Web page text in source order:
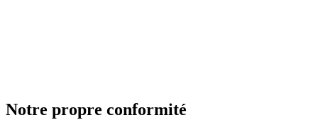
Notre propre conformité